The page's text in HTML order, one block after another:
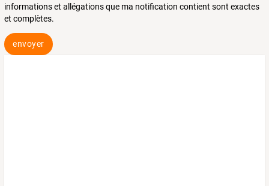
informations et allégations que ma notification contient sont exactes
et complètes.
envoyer